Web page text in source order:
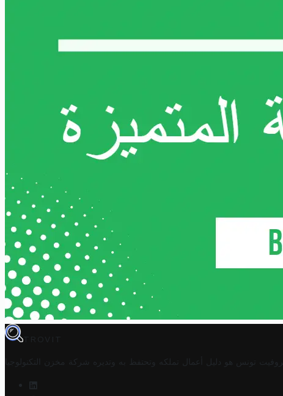
TROVIT
تروفيت تونس هو دليل أعمال تملكه وتحتفظ به وتديره شركة مخزن التكنولوجيا